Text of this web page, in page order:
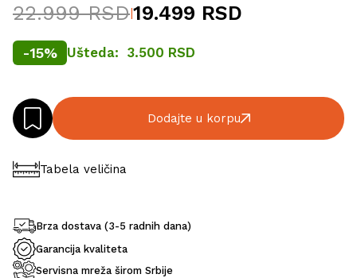
22.999 RSD|19.499 RSD
-15% Ušteda: 3.500 RSD
Dodajte u korpu
Tabela veličina
Brza dostava (3-5 radnih dana)
Garancija kvaliteta
Servisna mreža širom Srbije